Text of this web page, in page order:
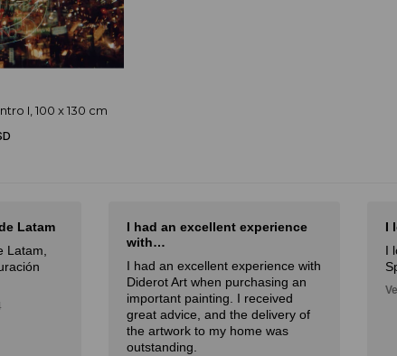
I, 100 x 130 cm
Latam
Latam,
I had an excellent experience
with…
I had an excellent experience with
Diderot Art when purchasing an
important painting. I received
great advice, and the delivery of
the artwork to my home was
outstanding.
I
I